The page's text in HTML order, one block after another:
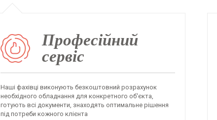
Професійний
сервіс
Наші фахівці виконують безкоштовний розрахунок
необхідного обладнання для конкретного об'єкта,
готують всі документи, знаходять оптимальне рішення
під потреби кожного клієнта